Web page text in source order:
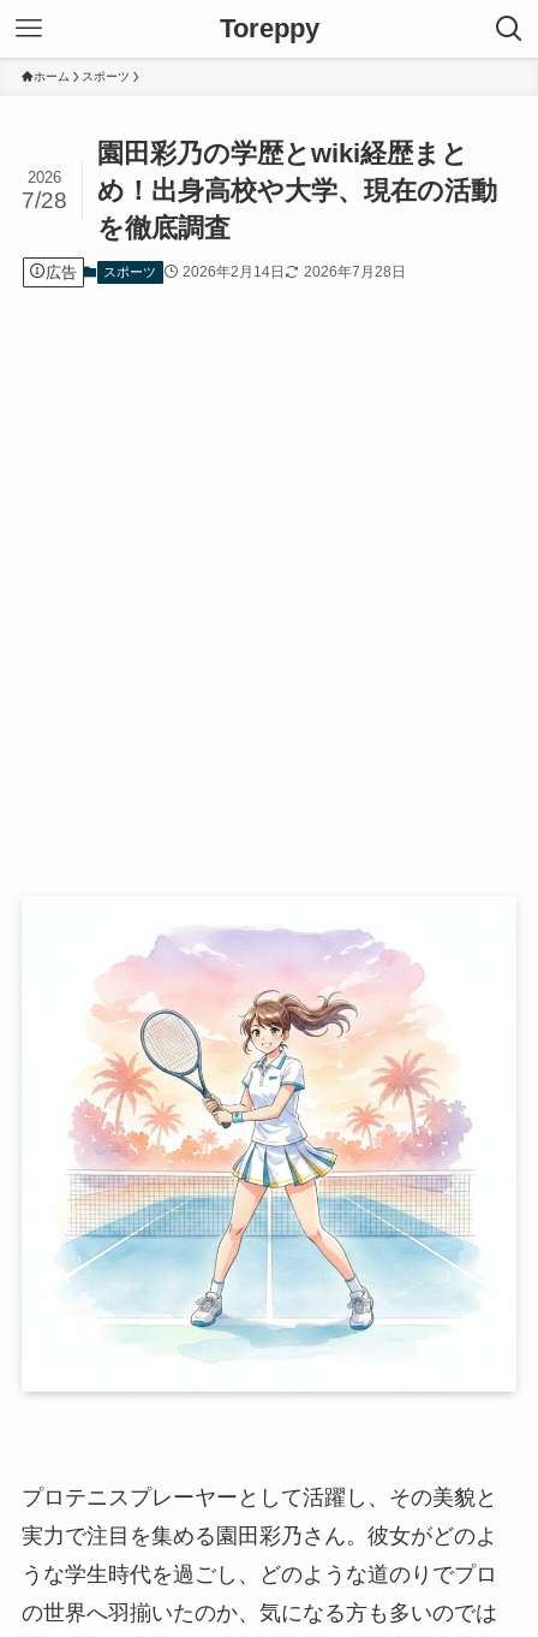
Toreppy
ホーム スポーツ
園田彩乃の学歴とwiki経歴まと
め！出身高校や大学、現在の活動
を徹底調査
2026
7/28
広告 スポーツ 2026年2月14日 2026年7月28日
プロテニスプレーヤーとして活躍し、その美貌と
実力で注目を集める園田彩乃さん。彼女がどのよ
うな学生時代を過ごし、どのような道のりでプロ
の世界へ羽揃いたのか、気になる方も多いのでは